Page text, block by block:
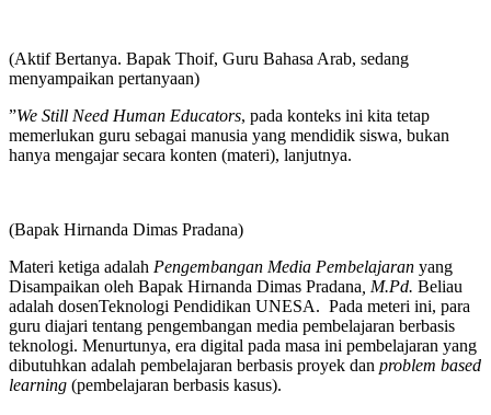
(Aktif Bertanya. Bapak Thoif, Guru Bahasa Arab, sedang
menyampaikan pertanyaan)
”We Still Need Human Educators, pada konteks ini kita tetap
memerlukan guru sebagai manusia yang mendidik siswa, bukan
hanya mengajar secara konten (materi), lanjutnya.
(Bapak Hirnanda Dimas Pradana)
Materi ketiga adalah Pengembangan Media Pembelajaran yang
Disampaikan oleh Bapak Hirnanda Dimas Pradana, M.Pd. Beliau
adalah dosenTeknologi Pendidikan UNESA. Pada meteri ini, para
guru diajari tentang pengembangan media pembelajaran berbasis
teknologi. Menurtunya, era digital pada masa ini pembelajaran yang
dibutuhkan adalah pembelajaran berbasis proyek dan problem based
learning (pembelajaran berbasis kasus).